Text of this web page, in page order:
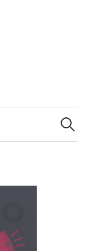
Zoeken
naar: